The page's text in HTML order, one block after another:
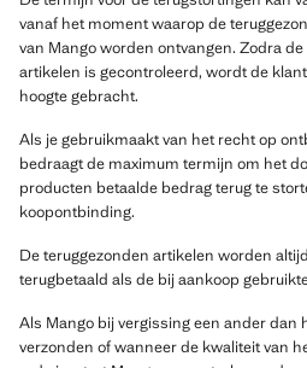
vanaf het moment waarop de
van Mango worden ontvangen. Zodra
artikelen is gecontroleerd, wordt de
hoogte gebracht.
Als je gebruikmaakt van het recht op
bedraagt de maximum termijn om het
producten betaalde bedrag terug te
koopontbinding.
De teruggezonden artikelen worden
terugbetaald als de bij aankoop
Als Mango bij vergissing een ander dan
verzonden of wanneer de kwaliteit van